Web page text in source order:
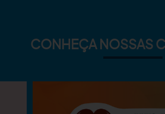
CONHEÇA NOSSAS